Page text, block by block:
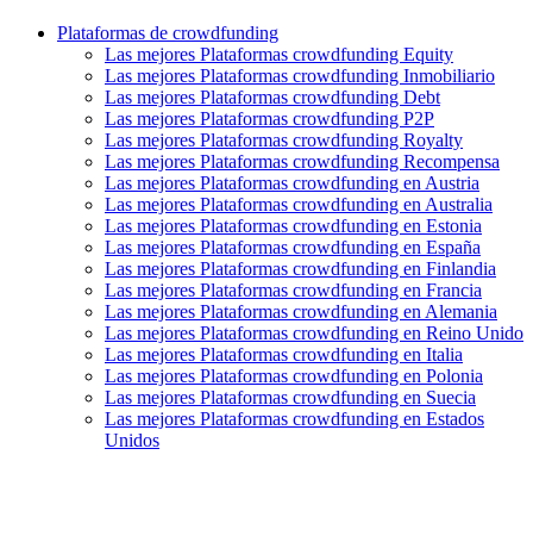
Plataformas de crowdfunding
Las mejores Plataformas crowdfunding Equity
Las mejores Plataformas crowdfunding Inmobiliario
Las mejores Plataformas crowdfunding Debt
Las mejores Plataformas crowdfunding P2P
Las mejores Plataformas crowdfunding Royalty
Las mejores Plataformas crowdfunding Recompensa
Las mejores Plataformas crowdfunding en Austria
Las mejores Plataformas crowdfunding en Australia
Las mejores Plataformas crowdfunding en Estonia
Las mejores Plataformas crowdfunding en España
Las mejores Plataformas crowdfunding en Finlandia
Las mejores Plataformas crowdfunding en Francia
Las mejores Plataformas crowdfunding en Alemania
Las mejores Plataformas crowdfunding en Reino Unido
Las mejores Plataformas crowdfunding en Italia
Las mejores Plataformas crowdfunding en Polonia
Las mejores Plataformas crowdfunding en Suecia
Las mejores Plataformas crowdfunding en Estados
Unidos